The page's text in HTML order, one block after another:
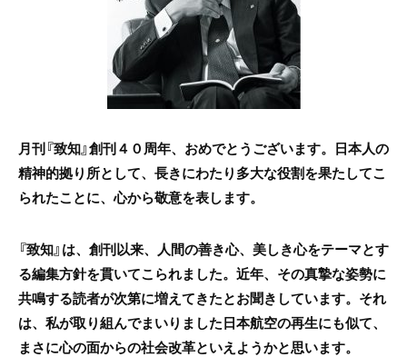
月刊『致知』創刊４０周年、おめでとうございます。日本人の
精神的拠り所として、長きにわたり多大な役割を果たしてこ
られたことに、心から敬意を表します。
『致知』は、創刊以来、人間の善き心、美しき心をテーマとす
る編集方針を貫いてこられました。近年、その真摯な姿勢に
共鳴する読者が次第に増えてきたとお聞きしています。それ
は、私が取り組んでまいりました日本航空の再生にも似て、
まさに心の面からの社会改革といえようかと思います。